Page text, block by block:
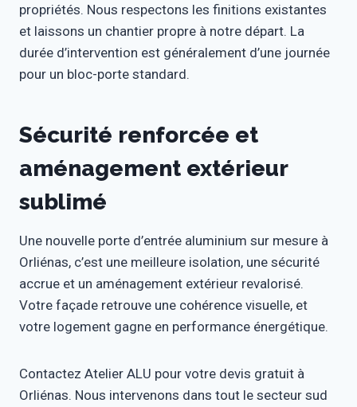
propriétés. Nous respectons les finitions existantes
et laissons un chantier propre à notre départ. La
durée d’intervention est généralement d’une journée
pour un bloc-porte standard.
Sécurité renforcée et
aménagement extérieur
sublimé
Une nouvelle porte d’entrée aluminium sur mesure à
Orliénas, c’est une meilleure isolation, une sécurité
accrue et un aménagement extérieur revalorisé.
Votre façade retrouve une cohérence visuelle, et
votre logement gagne en performance énergétique.
Contactez Atelier ALU pour votre devis gratuit à
Orliénas. Nous intervenons dans tout le secteur sud